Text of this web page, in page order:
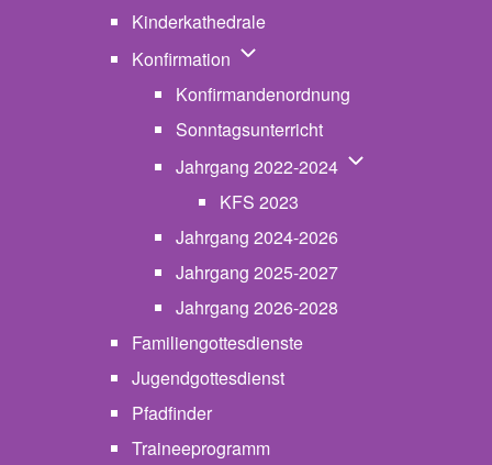
Kinderkathedrale
Konfirmation Unternavigation von
Konfirmandenordnung
Sonntagsunterricht
Jahrgang 2022-2024 Unternavigation
KFS 2023
Jahrgang 2024-2026
Jahrgang 2025-2027
Jahrgang 2026-2028
Familiengottesdienste
Jugendgottesdienst
Pfadfinder
Traineeprogramm